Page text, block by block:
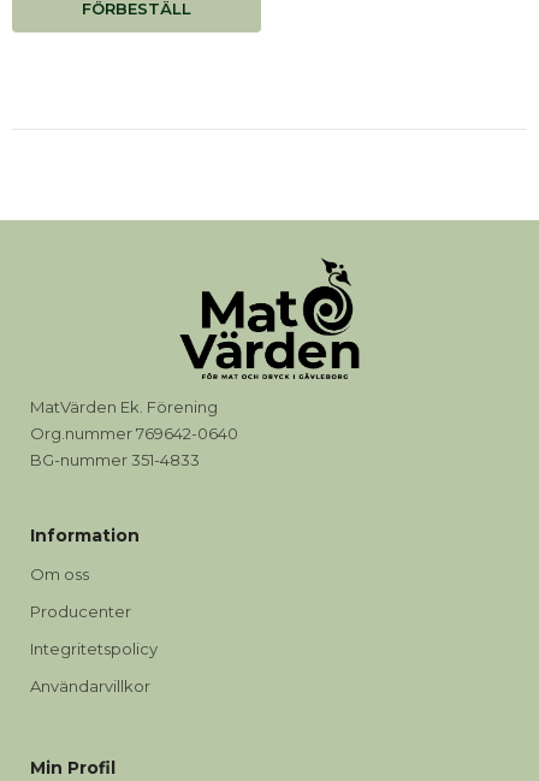
FÖRBESTÄLL
MatVärden Ek. Förening
Org.nummer 769642-0640
BG-nummer 351-4833
Information
Om oss
Producenter
Integritetspolicy
Användarvillkor
Min Profil